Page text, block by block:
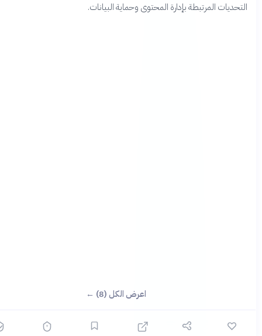
المرتبطة بإدارة المحتوى وحماية البيانات.
اعرض الكل (8) ←